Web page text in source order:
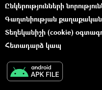
Ընկերությունների
Գաղտնիության
Տեղեկանիշի (cookie)
Հետադարձ կապ